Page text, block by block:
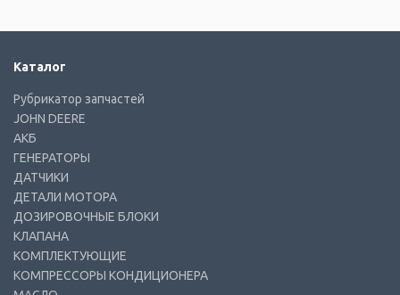
Каталог
Рубрикатор запчастей
JOHN DEERE
АКБ
ГЕНЕРАТОРЫ
ДАТЧИКИ
ДЕТАЛИ МОТОРА
ДОЗИРОВОЧНЫЕ БЛОКИ
КЛАПАНА
КОМПЛЕКТУЮЩИЕ
КОМПРЕССОРЫ КОНДИЦИОНЕРА